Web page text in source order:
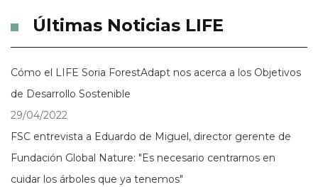
Últimas Noticias LIFE
Cómo el LIFE Soria ForestAdapt nos acerca a los Objetivos
de Desarrollo Sostenible
29/04/2022
FSC entrevista a Eduardo de Miguel, director gerente de
Fundación Global Nature: "Es necesario centrarnos en
cuidar los árboles que ya tenemos"